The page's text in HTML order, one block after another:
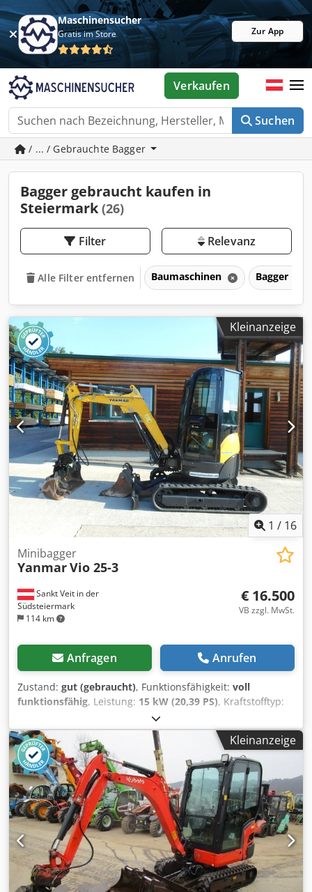
Maschinensucher
Gratis im Store Zur App
Suchen
Verkaufen
/ ... / Gebrauchte Bagger
Bagger gebraucht kaufen in
Steiermark (26)
Filter Relevanz
Alle Filter entfernen Baumaschinen Bagger
Kleinanzeige
1 / 16
Sankt Veit in der
Südsteiermark
114 km
Minibagger
YanmarVio 25-3
€ 16.500
VB zzgl. MwSt.
Anfragen Anrufen
Zustand: gut (gebraucht), Funktionsfähigkeit: voll
funktionsfähig, Leistung: 15 kW (20,39 PS), Kraftstofftyp:
2.770 kg, Baujahr:
Betriebsstunden:3.743 h, Ausstattung:Gummiketten,
Minibagger YANMAR Vio 25-3 Bj. 2010 lt. Zähler 3.743
Stunden 2.770 KG 15,2 KW - hydr. Böschungslöffel -
Tieflöffel - alle Leitungen - Schöner Bagger Dkedozrd S
Sopfx Ah Ter - gute Ketten - sofort einsatzbereit
Verkaufspreis: 16.500,-- netto Auch günstige Zustellung
möglich! Weitere neue Löffel gegen Aufzahlung möglich!
Kleinanzeige